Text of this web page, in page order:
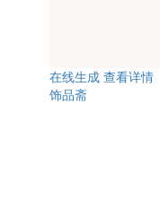
在线生成 查看详情
饰品斋